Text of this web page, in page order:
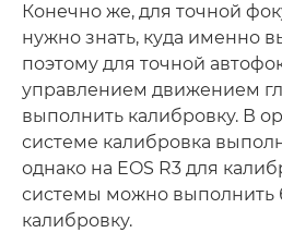
Конечно же, для точной
нужно знать, куда именно
поэтому для точной
управлением движением
выполнить калибровку. В
системе калибровка
однако на EOS R3 для
системы можно выполнить
калибровку.